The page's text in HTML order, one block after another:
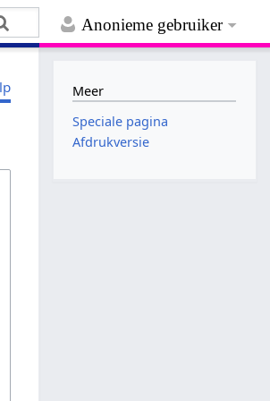
Anonieme gebruiker
Meer
Speciale pagina
Afdrukversie